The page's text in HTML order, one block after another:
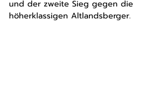
und der zweite Sieg gegen die
höherklassigen Altlandsberger.